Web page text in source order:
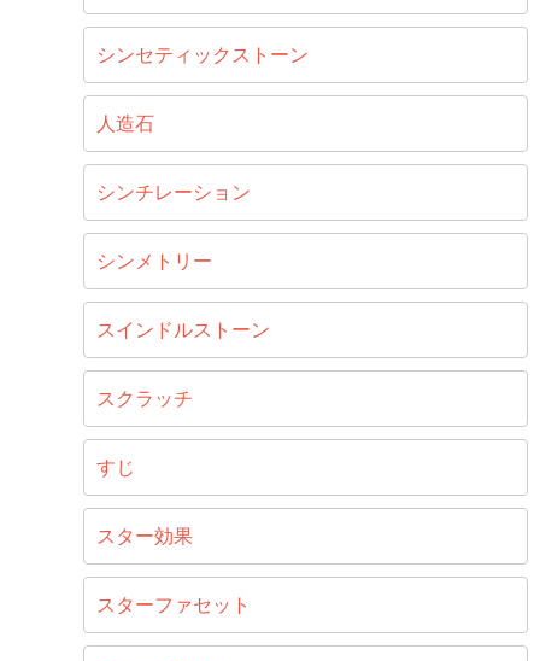
シンセティックストーン
人造石
シンチレーション
シンメトリー
スインドルストーン
スクラッチ
すじ
スター効果
スターファセット